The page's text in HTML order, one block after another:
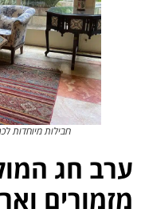
חבילות מיוחדות
ערב חג
מזמורים